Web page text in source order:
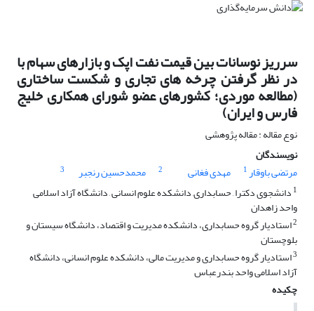
سرریز نوسانات بین قیمت نفت اپک و بازارهای سهام با
در نظر گرفتن چرخه های تجاری و شکست ساختاری
(مطالعه موردی؛ کشورهای عضو شورای همکاری خلیج
فارس و ایران)
نوع مقاله : مقاله پژوهشی
نویسندگان
مرتضی باوقار1 مهدی فغانی 2 محمدحسین رنجبر
3
1 دانشجوی دکترا , حسابداری, دانشکده علوم انسانی , دانشگاه آزاد اسلامی
واحد زاهدان
2استادیار گروه حسابداری، دانشکده مدیریت و اقتصاد، دانشگاه سیستان و
بلوچستان
3استادیار گروه حسابداری و مدیریت مالی، دانشکده علوم انسانی، دانشگاه
آزاد اسلامی واحد بندرعباس
چکیده